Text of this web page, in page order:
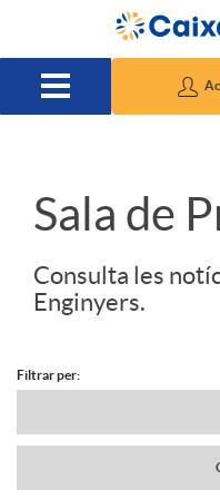
Salta al contingut principal
S
d
Sala de
Consulta les
Enginyers.
N
Filtrar per: